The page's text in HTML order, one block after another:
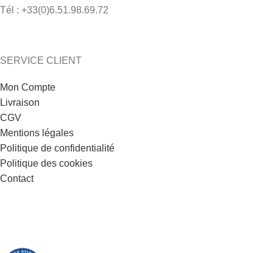
Tél : +33(0)6.51.98.69.72
SERVICE CLIENT
Mon Compte
Livraison
CGV
Mentions légales
Politique de confidentialité
Politique des cookies
Contact